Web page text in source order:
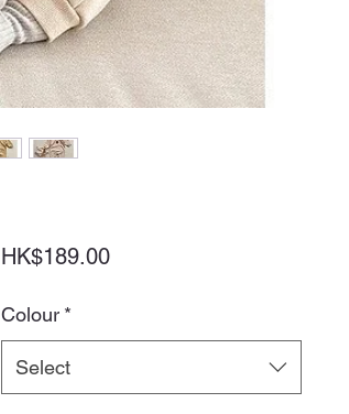
HK$189.00Price
Colour *
Select